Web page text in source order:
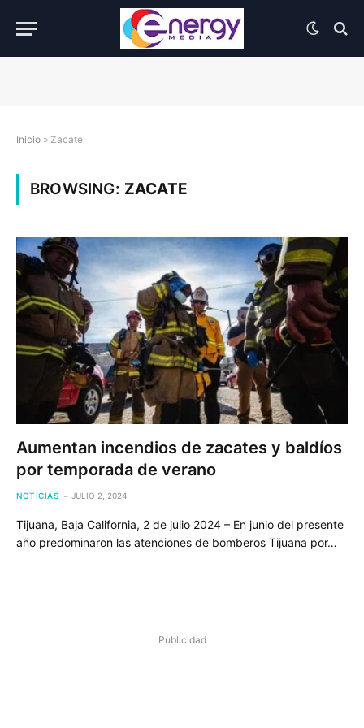
Inicio » Zacate
BROWSING: ZACATE
Aumentan incendios de zacates y baldíos
por temporada de verano
NOTICIAS JULIO 2, 2024
Tijuana, Baja California, 2 de julio 2024 – En junio del presente
año predominaron las atenciones de bomberos Tijuana por…
Publicidad